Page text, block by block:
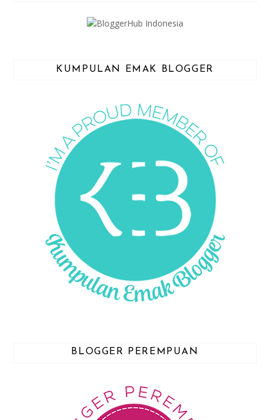
KUMPULAN EMAK BLOGGER
BLOGGER PEREMPUAN